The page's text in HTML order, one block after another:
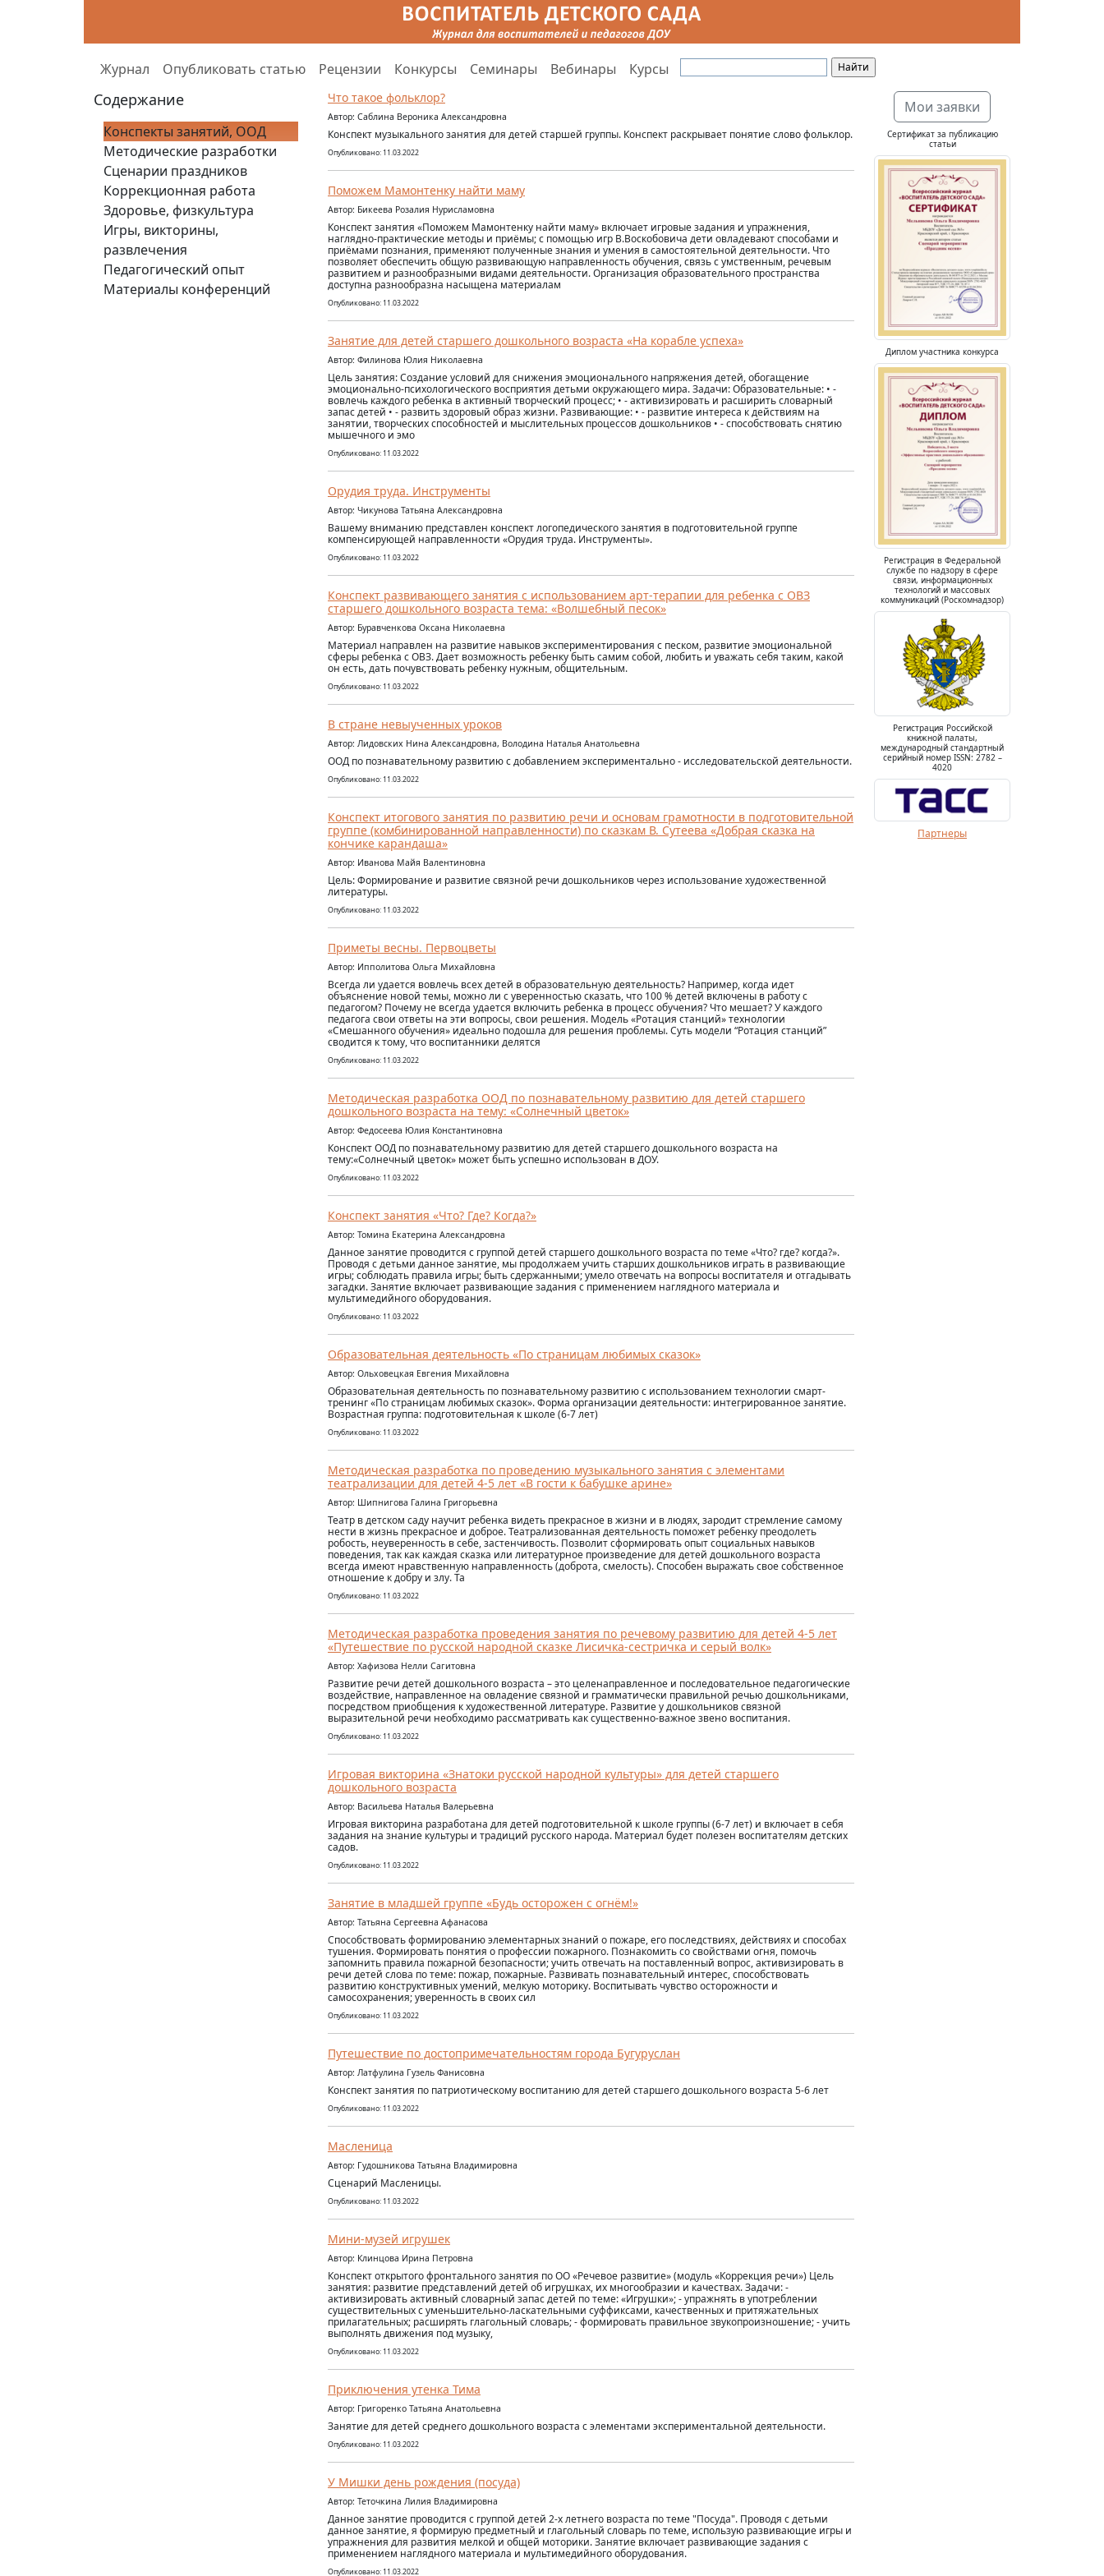
Журнал Опубликовать статью Рецензии Конкурсы Семинары Вебинары Курсы
Содержание
Конспекты занятий, ООД
Методические разработки
Сценарии праздников
Коррекционная работа
Здоровье, физкультура
Игры, викторины,
развлечения
Педагогический опыт
Материалы конференций
Что такое фольклор?
Автор: Саблина Вероника Александровна
Конспект музыкального занятия для детей старшей группы. Конспект раскрывает понятие слово фольклор.
Опубликовано: 11.03.2022
Поможем Мамонтенку найти маму
Автор: Бикеева Розалия Нурисламовна
Конспект занятия «Поможем Мамонтенку найти маму» включает игровые задания и упражнения,
наглядно-практические методы и приёмы; с помощью игр В.Воскобовича дети овладевают способами и
приёмами познания, применяют полученные знания и умения в самостоятельной деятельности. Что
позволяет обеспечить общую развивающую направленность обучения, связь с умственным, речевым
развитием и разнообразными видами деятельности. Организация образовательного пространства
доступна разнообразна насыщена материалам
Опубликовано: 11.03.2022
Занятие для детей старшего дошкольного возраста «На корабле успеха»
Автор: Филинова Юлия Николаевна
Цель занятия: Создание условий для снижения эмоционального напряжения детей, обогащение
эмоционально-психологического восприятия детьми окружающего мира. Задачи: Образовательные: • -
вовлечь каждого ребенка в активный творческий процесс; • - активизировать и расширить словарный
запас детей • - развить здоровый образ жизни. Развивающие: • - развитие интереса к действиям на
занятии, творческих способностей и мыслительных процессов дошкольников • - способствовать снятию
мышечного и эмо
Опубликовано: 11.03.2022
Орудия труда. Инструменты
Автор: Чикунова Татьяна Александровна
Вашему вниманию представлен конспект логопедического занятия в подготовительной группе
компенсирующей направленности «Орудия труда. Инструменты».
Опубликовано: 11.03.2022
Конспект развивающего занятия с использованием арт-терапии для ребенка с ОВЗ
старшего дошкольного возраста тема: «Волшебный песок»
Автор: Буравченкова Оксана Николаевна
Материал направлен на развитие навыков экспериментирования с песком, развитие эмоциональной
сферы ребенка с ОВЗ. Дает возможность ребенку быть самим собой, любить и уважать себя таким, какой
он есть, дать почувствовать ребенку нужным, общительным.
Опубликовано: 11.03.2022
В стране невыученных уроков
Автор: Лидовских Нина Александровна, Володина Наталья Анатольевна
ООД по познавательному развитию с добавлением экспериментально - исследовательской деятельности.
Опубликовано: 11.03.2022
Конспект итогового занятия по развитию речи и основам грамотности в подготовительной
группе (комбинированной направленности) по сказкам В. Сутеева «Добрая сказка на
кончике карандаша»
Автор: Иванова Майя Валентиновна
Цель: Формирование и развитие связной речи дошкольников через использование художественной
литературы.
Опубликовано: 11.03.2022
Приметы весны. Первоцветы
Автор: Ипполитова Ольга Михайловна
Всегда ли удается вовлечь всех детей в образовательную деятельность? Например, когда идет
объяснение новой темы, можно ли с уверенностью сказать, что 100 % детей включены в работу с
педагогом? Почему не всегда удается включить ребенка в процесс обучения? Что мешает? У каждого
педагога свои ответы на эти вопросы, свои решения. Модель «Ротация станций» технологии
«Смешанного обучения» идеально подошла для решения проблемы. Суть модели “Ротация станций”
сводится к тому, что воспитанники делятся
Опубликовано: 11.03.2022
Методическая разработка ООД по познавательному развитию для детей старшего
дошкольного возраста на тему: «Солнечный цветок»
Автор: Федосеева Юлия Константиновна
Конспект ООД по познавательному развитию для детей старшего дошкольного возраста на
тему:«Солнечный цветок» может быть успешно использован в ДОУ.
Опубликовано: 11.03.2022
Конспект занятия «Что? Где? Когда?»
Автор: Томина Екатерина Александровна
Данное занятие проводится с группой детей старшего дошкольного возраста по теме «Что? где? когда?».
Проводя с детьми данное занятие, мы продолжаем учить старших дошкольников играть в развивающие
игры; соблюдать правила игры; быть сдержанными; умело отвечать на вопросы воспитателя и отгадывать
загадки. Занятие включает развивающие задания с применением наглядного материала и
мультимедийного оборудования.
Опубликовано: 11.03.2022
Образовательная деятельность «По страницам любимых сказок»
Автор: Ольховецкая Евгения Михайловна
Образовательная деятельность по познавательному развитию с использованием технологии смарт-
тренинг «По страницам любимых сказок». Форма организации деятельности: интегрированное занятие.
Возрастная группа: подготовительная к школе (6-7 лет)
Опубликовано: 11.03.2022
Методическая разработка по проведению музыкального занятия с элементами
театрализации для детей 4-5 лет «В гости к бабушке арине»
Автор: Шипнигова Галина Григорьевна
Театр в детском саду научит ребенка видеть прекрасное в жизни и в людях, зародит стремление самому
нести в жизнь прекрасное и доброе. Театрализованная деятельность поможет ребенку преодолеть
робость, неуверенность в себе, застенчивость. Позволит сформировать опыт социальных навыков
поведения, так как каждая сказка или литературное произведение для детей дошкольного возраста
всегда имеют нравственную направленность (доброта, смелость). Способен выражать свое собственное
отношение к добру и злу. Та
Опубликовано: 11.03.2022
Методическая разработка проведения занятия по речевому развитию для детей 4-5 лет
«Путешествие по русской народной сказке Лисичка-сестричка и серый волк»
Автор: Хафизова Нелли Сагитовна
Развитие речи детей дошкольного возраста – это целенаправленное и последовательное педагогические
воздействие, направленное на овладение связной и грамматически правильной речью дошкольниками,
посредством приобщения к художественной литературе. Развитие у дошкольников связной
выразительной речи необходимо рассматривать как существенно-важное звено воспитания.
Опубликовано: 11.03.2022
Игровая викторина «Знатоки русской народной культуры» для детей старшего
дошкольного возраста
Автор: Васильева Наталья Валерьевна
Игровая викторина разработана для детей подготовительной к школе группы (6-7 лет) и включает в себя
задания на знание культуры и традиций русского народа. Материал будет полезен воспитателям детских
садов.
Опубликовано: 11.03.2022
Занятие в младшей группе «Будь осторожен с огнём!»
Автор: Татьяна Сергеевна Афанасова
Способствовать формированию элементарных знаний о пожаре, его последствиях, действиях и способах
тушения. Формировать понятия о профессии пожарного. Познакомить со свойствами огня, помочь
запомнить правила пожарной безопасности; учить отвечать на поставленный вопрос, активизировать в
речи детей слова по теме: пожар, пожарные. Развивать познавательный интерес, способствовать
развитию конструктивных умений, мелкую моторику. Воспитывать чувство осторожности и
самосохранения; уверенность в своих сил
Опубликовано: 11.03.2022
Путешествие по достопримечательностям города Бугуруслан
Автор: Латфулина Гузель Фанисовна
Конспект занятия по патриотическому воспитанию для детей старшего дошкольного возраста 5-6 лет
Опубликовано: 11.03.2022
Масленица
Автор: Гудошникова Татьяна Владимировна
Сценарий Масленицы.
Опубликовано: 11.03.2022
Мини-музей игрушек
Автор: Клинцова Ирина Петровна
Конспект открытого фронтального занятия по ОО «Речевое развитие» (модуль «Коррекция речи») Цель
занятия: развитие представлений детей об игрушках, их многообразии и качествах. Задачи: -
активизировать активный словарный запас детей по теме: «Игрушки»; - упражнять в употреблении
существительных с уменьшительно-ласкательными суффиксами, качественных и притяжательных
прилагательных; расширять глагольный словарь; - формировать правильное звукопроизношение; - учить
выполнять движения под музыку,
Опубликовано: 11.03.2022
Приключения утенка Тима
Автор: Григоренко Татьяна Анатольевна
Занятие для детей среднего дошкольного возраста с элементами экспериментальной деятельности.
Опубликовано: 11.03.2022
У Мишки день рождения (посуда)
Автор: Теточкина Лилия Владимировна
Данное занятие проводится с группой детей 2-х летнего возраста по теме "Посуда". Проводя с детьми
данное занятие, я формирую предметный и глагольный словарь по теме, использую развивающие игры и
упражнения для развития мелкой и общей моторики. Занятие включает развивающие задания с
применением наглядного материала и мультимедийного оборудования.
Опубликовано: 11.03.2022
Мои заявки
Сертификат за публикацию
статьи
Диплом участника конкурса
Регистрация в Федеральной
службе по надзору в сфере
связи, информационных
технологий и массовых
коммуникаций (Роскомнадзор)
Регистрация Российской
книжной палаты,
международный стандартный
серийный номер ISSN: 2782 –
4020
Партнеры